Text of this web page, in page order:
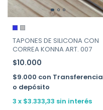
TAPONES DE SILICONA CON
CORREA KONNA ART. 007
$10.000
$9.000 con Transferencia
o depósito
3 x $3.333,33 sin interés